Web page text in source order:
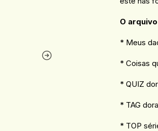
O
* Meus
* Coisas
* QUIZ
* TAG
* TOP